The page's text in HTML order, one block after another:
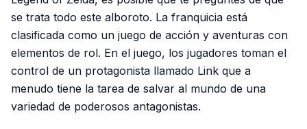
se trata todo este alboroto. La franquicia está
clasificada como un juego de acción y aventuras con
elementos de rol. En el juego, los jugadores toman el
control de un protagonista llamado Link que a
menudo tiene la tarea de salvar al mundo de una
variedad de poderosos antagonistas.